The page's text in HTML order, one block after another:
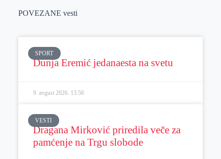
POVEZANE vesti
SPORT
Dunja Eremić jedanaesta na svetu
9. avgust 2026. 13:58
VESTI
Dragana Mirković priredila veče za
pamćenje na Trgu slobode